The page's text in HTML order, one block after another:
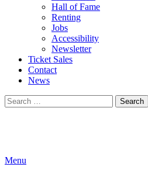
Hall of Fame
Renting
Jobs
Accessibility
Newsletter
Ticket Sales
Contact
News
Search
for:
Menu